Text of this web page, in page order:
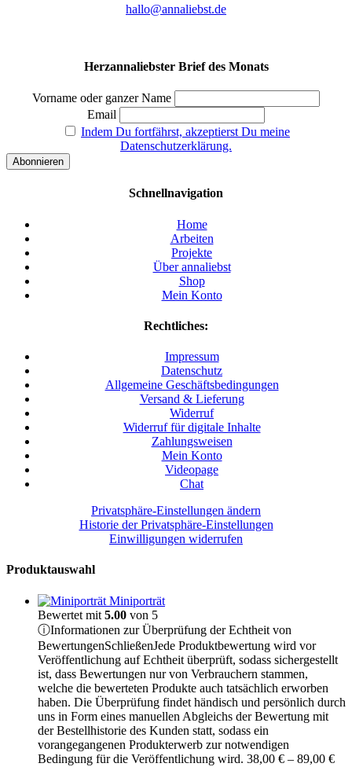
hallo@annaliebst.de
Herzannaliebster Brief des Monats
Vorname oder ganzer Name
Email
Indem Du fortfährst, akzeptierst Du meine
Datenschutzerklärung.
Schnellnavigation
Home
Arbeiten
Projekte
Über annaliebst
Shop
Mein Konto
Rechtliches:
Impressum
Datenschutz
Allgemeine Geschäftsbedingungen
Versand & Lieferung
Widerruf
Widerruf für digitale Inhalte
Zahlungsweisen
Mein Konto
Videopage
Chat
Privatsphäre-Einstellungen ändern
Historie der Privatsphäre-Einstellungen
Einwilligungen widerrufen
Produktauswahl
Miniporträt
Bewertet mit 5.00 von 5
ⓘInformationen zur Überprüfung der Echtheit von
BewertungenSchließenJede Produktbewertung wird vor
Veröffentlichung auf Echtheit überprüft, sodass sichergestellt
ist, dass Bewertungen nur von Verbrauchern stammen,
welche die bewerteten Produkte auch tatsächlich erworben
haben. Die Überprüfung findet händisch und persönlich durch
uns in Form eines manuellen Abgleichs der Bewertung mit
der Bestellhistorie des Kunden statt, sodass ein
vorangegangenen Produkterwerb zur notwendigen
Bedingung für die Veröffentlichung wird. 38,00 € – 89,00 €